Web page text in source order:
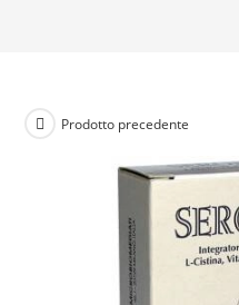
Prodotto precedente